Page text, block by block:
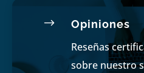
$ Opiniones
Reseñas
sobre nuestro